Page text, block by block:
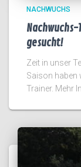
NACHWUCHS
gesucht!
Zeit in unser
Saison haben
Trainer. Mehr